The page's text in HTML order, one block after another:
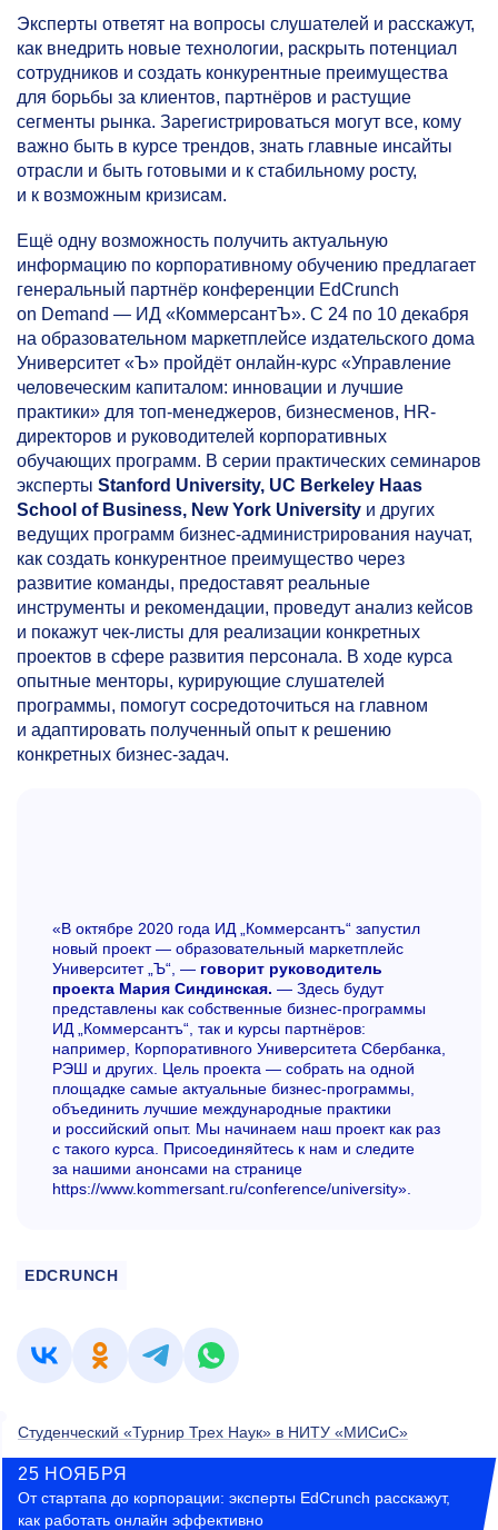
Эксперты ответят на вопросы слушателей и расскажут,
как внедрить новые технологии, раскрыть потенциал
сотрудников и создать конкурентные преимущества
для борьбы за клиентов, партнёров и растущие
сегменты рынка. Зарегистрироваться могут все, кому
важно быть в курсе трендов, знать главные инсайты
отрасли и быть готовыми и к стабильному росту,
и к возможным кризисам.
Ещё одну возможность получить актуальную
информацию по корпоративному обучению предлагает
генеральный партнёр конференции EdCrunch
on Demand — ИД «КоммерсантЪ». С 24 по 10 декабря
на образовательном маркетплейсе издательского дома
Университет «Ъ» пройдёт онлайн-курс «Управление
человеческим капиталом: инновации и лучшие
практики» для топ-менеджеров, бизнесменов, HR-
директоров и руководителей корпоративных
обучающих программ. В серии практических семинаров
эксперты Stanford University, UC Berkeley Haas
School of Business, New York University и других
ведущих программ бизнес-администрирования научат,
как создать конкурентное преимущество через
развитие команды, предоставят реальные
инструменты и рекомендации, проведут анализ кейсов
и покажут чек-листы для реализации конкретных
проектов в сфере развития персонала. В ходе курса
опытные менторы, курирующие слушателей
программы, помогут сосредоточиться на главном
и адаптировать полученный опыт к решению
конкретных бизнес-задач.
«В октябре 2020 года ИД „Коммерсантъ“ запустил
новый проект — образовательный маркетплейс
Университет „Ъ“, — говорит руководитель
проекта Мария Синдинская. — Здесь будут
представлены как собственные бизнес-программы
ИД „Коммерсантъ“, так и курсы партнёров:
например, Корпоративного Университета Сбербанка,
РЭШ и других. Цель проекта — собрать на одной
площадке самые актуальные бизнес-программы,
объединить лучшие международные практики
и российский опыт. Мы начинаем наш проект как раз
с такого курса. Присоединяйтесь к нам и следите
за нашими анонсами на странице
https://www.kommersant.ru/conference/university».
EDCRUNCH
Студенческий «Турнир Трех Наук» в НИТУ «МИСиС»
25 НОЯБРЯ
От стартапа до корпорации: эксперты EdCrunch расскажут,
как работать онлайн эффективно